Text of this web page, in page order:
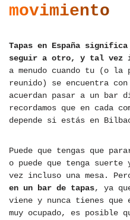
movimiento
Tapas en España
seguir a otro, y tal vez
a menudo cuando tu (o la
reunido) se encuentra
acuerdan pasar a un bar
recordamos que en cada
depende si estás en
Puede que tengas que
o puede que tenga
vez incluso una mesa.
en un bar de tapas, ya
viene y nunca tienes que
muy ocupado, es posible